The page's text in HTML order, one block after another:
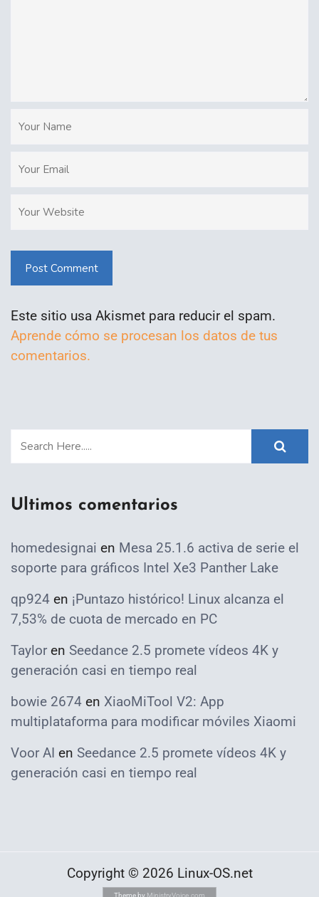
Post Comment
Este sitio usa Akismet para reducir el spam.
Aprende cómo se procesan los datos de tus
comentarios.
Ultimos comentarios
homedesignai en Mesa 25.1.6 activa de serie el
soporte para gráficos Intel Xe3 Panther Lake
qp924 en ¡Puntazo histórico! Linux alcanza el
7,53% de cuota de mercado en PC
Taylor en Seedance 2.5 promete vídeos 4K y
generación casi en tiempo real
bowie 2674 en XiaoMiTool V2: App
multiplataforma para modificar móviles Xiaomi
Voor AI en Seedance 2.5 promete vídeos 4K y
generación casi en tiempo real
Copyright © 2026 Linux-OS.net
Theme by MinistryVoice.com